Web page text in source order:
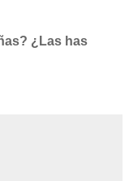
¿Las has